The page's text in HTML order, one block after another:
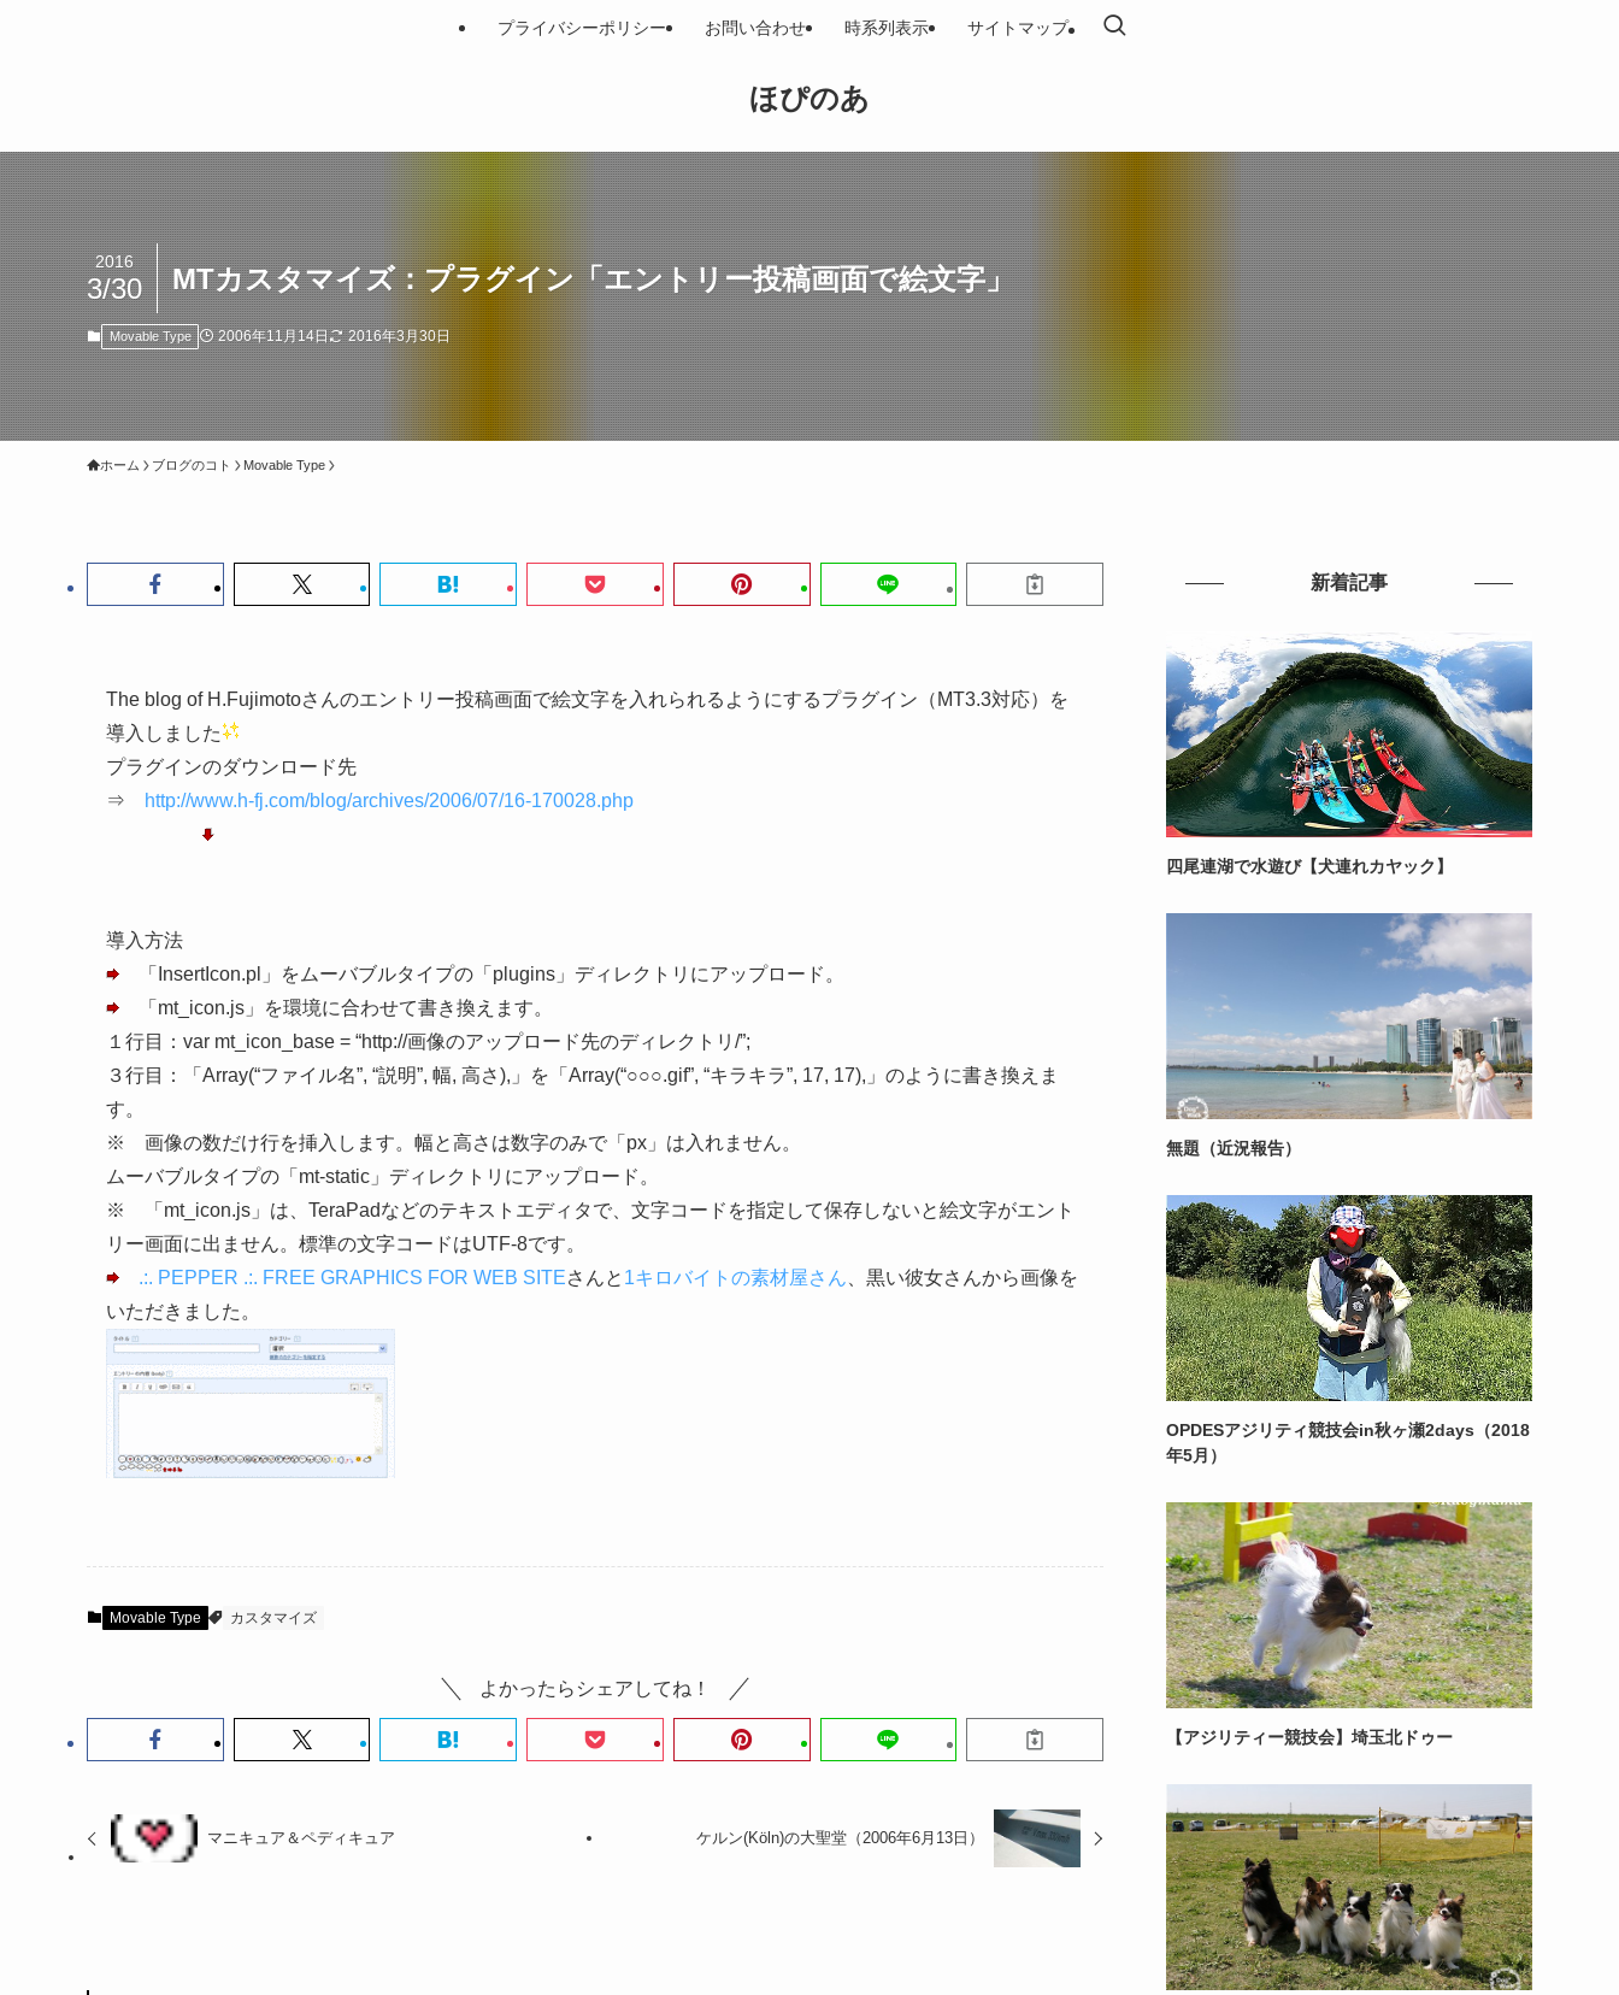
ほぴのあ
プライバシーポリシー お問い合わせ 時系列表示 サイトマップ
MTカスタマイズ：プラグイン「エントリー投稿画面で絵文字」
2016
3/30
Movable Type 2006年11月14日 2016年3月30日
ホーム ブログのコト Movable Type
The blog of H.Fujimotoさんのエントリー投稿画面で絵文字を入れられるようにするプラグイン（MT3.3対応）を
導入しました
プラグインのダウンロード先
⇒
http://www.h-fj.com/blog/archives/2006/07/16-170028.php
導入方法
「InsertIcon.pl」をムーバブルタイプの「plugins」ディレクトリにアップロード。
「mt_icon.js」を環境に合わせて書き換えます。
１行目：var mt_icon_base = “http://画像のアップロード先のディレクトリ/”;
３行目：「Array(“ファイル名”, “説明”, 幅, 高さ),」を「Array(“○○○.gif”, “キラキラ”, 17, 17),」のように書き換えま
す。
※ 画像の数だけ行を挿入します。幅と高さは数字のみで「px」は入れません。
ムーバブルタイプの「mt-static」ディレクトリにアップロード。
※ 「mt_icon.js」は、TeraPadなどのテキストエディタで、文字コードを指定して保存しないと絵文字がエント
リー画面に出ません。標準の文字コードはUTF-8です。
.:. PEPPER .:. FREE GRAPHICS FOR WEB SITEさんと 1キロバイトの素材屋さん 、黒い彼女さんから画像を
いただきました。
Movable Type カスタマイズ
よかったらシェアしてね！
マニキュア＆ペディキュア ケルン(Köln)の大聖堂（2006年6月13日）
新着記事
四尾連湖で水遊び【犬連れカヤック】
無題（近況報告）
OPDESアジリティ競技会in秋ヶ瀬2days（2018
年5月）
【アジリティー競技会】埼玉北ドゥー